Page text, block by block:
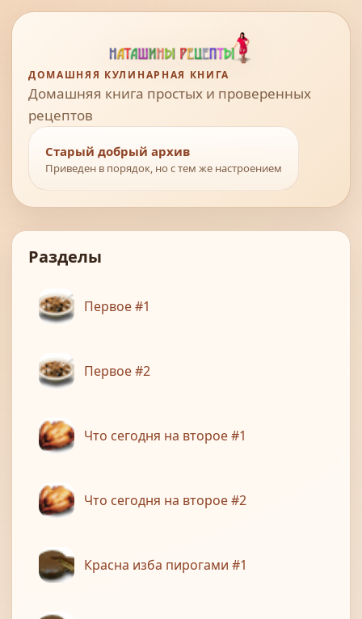
ДОМАШНЯЯ КУЛИНАРНАЯ КНИГА
Домашняя книга простых и проверенных
рецептов
Старый добрый архив
Приведен в порядок, но с тем же настроением
Разделы
Первое #1
Первое #2
Что сегодня на второе #1
Что сегодня на второе #2
Красна изба пирогами #1